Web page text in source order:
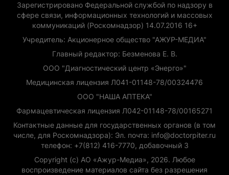
Зарегистрировано Федеральной службой по надзору в
сфере связи, информационных технологий и массовых
коммуникаций (Роскомнадзор) 14.07.2016 16+
Учредитель: Акционерное общество "АЖУР-МЕДИА"
Главный редактор: Безменова Е. В.
ООО "Диагностический центр «Энерго»"
Медицинская лицензия Л041-01148-78/00324476
ООО "НАША АПТЕКА"
Фармацевтическая лицензия Л042-01148-78/00165271
Контактные данные для государственных органов (в том
числе, для Роскомнадзора): Эл. почта: info@doctorpiter.ru
телефон: +7(812) 416-7770, добавочный 3
Copyright (с) АО «Ажур-Медиа», 2026. Любое
воспроизведение материалов сайта без разрешения